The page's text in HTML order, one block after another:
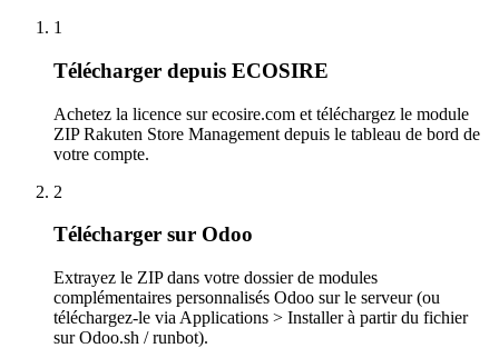
1
Télécharger depuis ECOSIRE
Achetez la licence sur ecosire.com et téléchargez le module
ZIP Rakuten Store Management depuis le tableau de bord de
votre compte.
2
Télécharger sur Odoo
Extrayez le ZIP dans votre dossier de modules
complémentaires personnalisés Odoo sur le serveur (ou
téléchargez-le via Applications > Installer à partir du fichier
sur Odoo.sh / runbot).